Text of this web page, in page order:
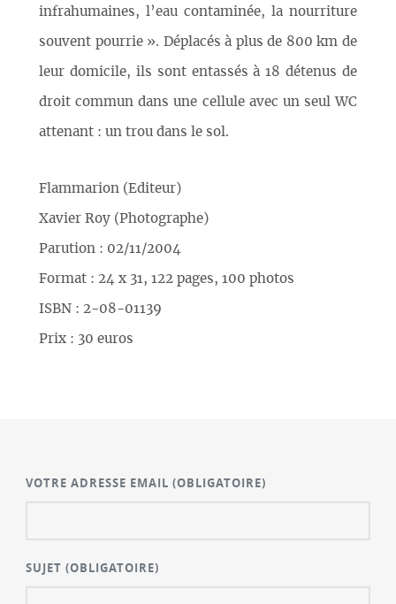
infrahumaines, l’eau contaminée, la nourriture
souvent pourrie ». Déplacés à plus de 800 km de
leur domicile, ils sont entassés à 18 détenus de
droit commun dans une cellule avec un seul WC
attenant : un trou dans le sol.
Flammarion (Editeur)
Xavier Roy (Photographe)
Parution : 02/11/2004
Format : 24 x 31, 122 pages, 100 photos
ISBN : 2-08-01139
Prix : 30 euros
VOTRE ADRESSE EMAIL(OBLIGATOIRE)
SUJET(OBLIGATOIRE)